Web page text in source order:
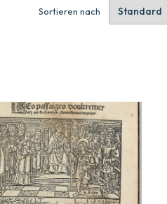
Sortieren nach